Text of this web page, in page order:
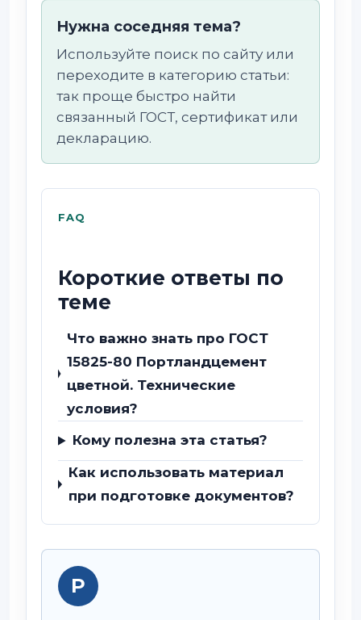
Нужна соседняя тема?
Используйте поиск по сайту или
переходите в категорию статьи:
так проще быстро найти
связанный ГОСТ, сертификат или
декларацию.
FAQ
Короткие ответы по
теме
Что важно знать про ГОСТ
15825-80 Портландцемент
цветной. Технические
условия?
Кому полезна эта статья?
Как использовать материал
при подготовке документов?
Р